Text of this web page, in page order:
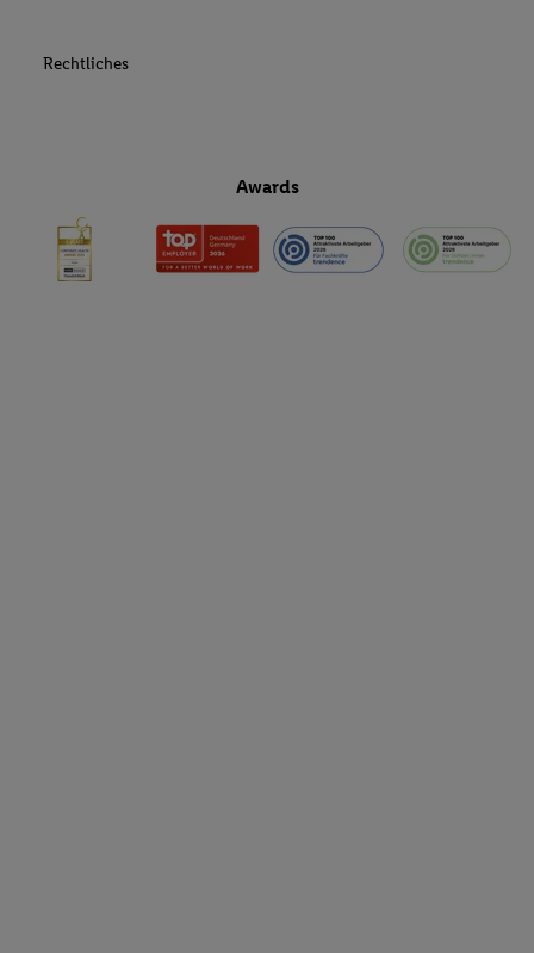
Rechtliches
Awards